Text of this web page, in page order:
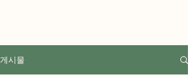
게시물